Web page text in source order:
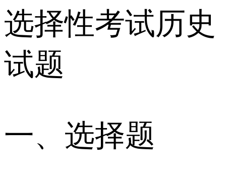
选择性考试历史
试题
一、选择题